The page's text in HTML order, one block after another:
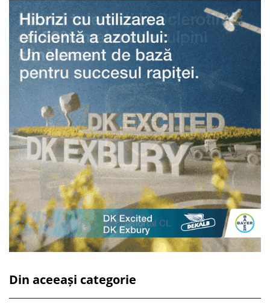
Din aceeași categorie